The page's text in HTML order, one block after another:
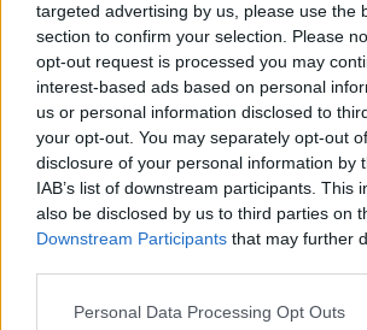
targeted advertising by us, please use the
section to confirm your selection. Please
opt-out request is processed you may
interest-based ads based on personal
us or personal information disclosed to
your opt-out. You may separately opt-out
disclosure of your personal information by
IAB’s list of downstream participants. This
also be disclosed by us to third parties on
Downstream Participants that may further
Personal Data Processing Opt Outs
απροσδιόριστες, λόγω της
αμερόληπτων και εις βάθος
απροθυμίας των κρατών».
ατιμωρησία των εγκλημάτων που
εναντίον των δημοσιογράφων σε
του κόσμου».
Εκτός από αυτές τις δολοφονίες,
κρατούνταν όμηροι στον κόσμο στα
σημειώθηκαν λιγότερες απαγωγές